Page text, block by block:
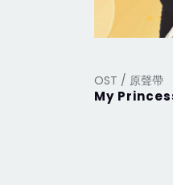
OST / 原聲帶
My